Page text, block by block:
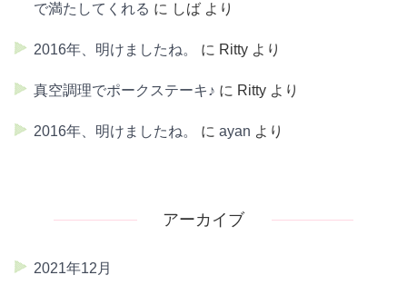
で満たしてくれる に しば より
2016年、明けましたね。 に Ritty より
真空調理でポークステーキ♪ に Ritty より
2016年、明けましたね。 に ayan より
アーカイブ
2021年12月